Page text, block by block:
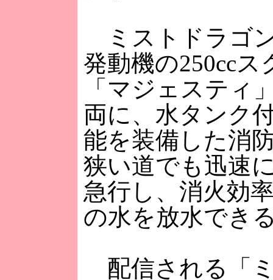
ミストドラゴ
発動機の250ccス
「マジェスティ
両に、水タンク
能を装備した消
狭い道でも迅速
急行し、消火効
の水を放水でき
配信される「